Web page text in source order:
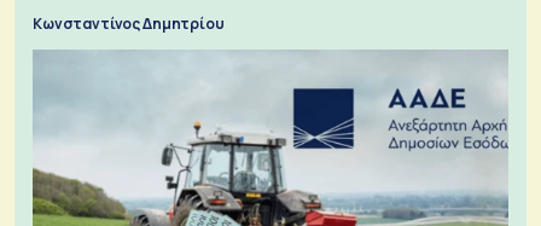
Κωνσταντίνος Δημητρίου